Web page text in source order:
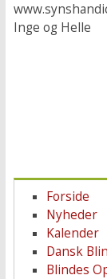
Inge og Helle
Forside
Nyheder
Kalender
Dansk
Blindes